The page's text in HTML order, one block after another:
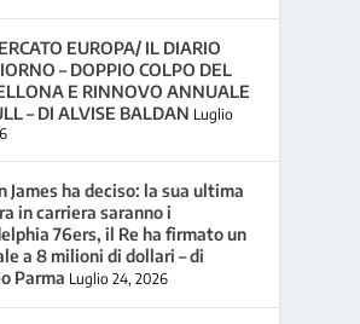
EUROPA/ IL DIARIO
– DOPPIO COLPO DEL
E RINNOVO ANNUALE
– DI ALVISE BALDAN Luglio
James ha deciso: la sua ultima
in carriera saranno i
76ers, il Re ha firmato un
a 8 milioni di dollari – di
Parma Luglio 24, 2026